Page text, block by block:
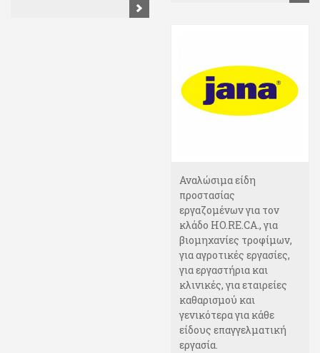
Αναλώσιμα είδη
προστασίας
εργαζομένων για τον
κλάδο HO.RE.CA., για
βιομηχανίες τροφίμων,
για αγροτικές εργασίες,
για εργαστήρια και
κλινικές, για εταιρείες
καθαρισμού και
γενικότερα για κάθε
είδους επαγγελματική
εργασία.